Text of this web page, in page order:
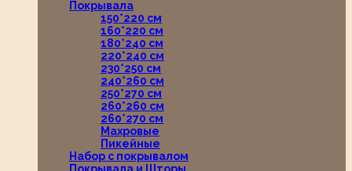
Покрывала
150*220 см
160*220 см
180*240 см
220*240 см
230*250 см
240*260 см
250*270 см
260*260 см
260*270 см
Махровые
Пикейные
Набор с покрывалом